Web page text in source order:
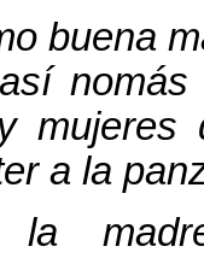
buena
a la
la